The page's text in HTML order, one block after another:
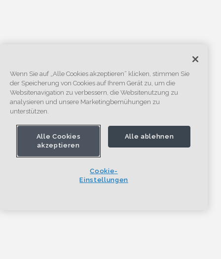
Wenn Sie auf „Alle Cookies akzeptieren“ klicken, stimmen Sie
der Speicherung von Cookies auf Ihrem Gerät zu, um die
Websitenavigation zu verbessern, die Websitenutzung zu
analysieren und unsere Marketingbemühungen zu
unterstützen.
Alle Cookies
akzeptieren
Alle ablehnen
Cookie-
Einstellungen